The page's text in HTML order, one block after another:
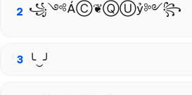
2 ꧁༺ÁⒸ❦ⓆⓊỷ༻꧂
3 ╰‿╯